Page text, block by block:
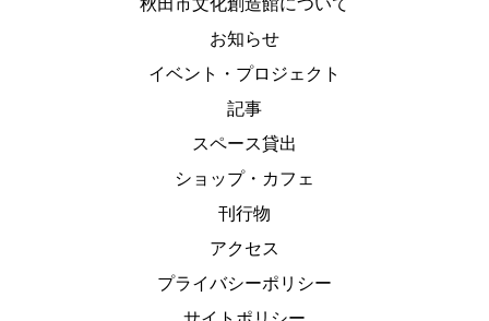
お知らせ
イベント・プロジェクト
記事
スペース貸出
ショップ・カフェ
刊行物
アクセス
プライバシーポリシー